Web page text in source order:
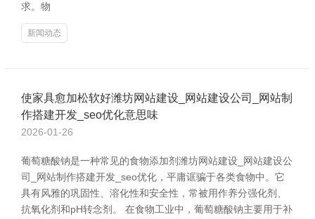
求。物
新闻动态
使家具愈加松软好潍坊网站建设_网站建设公司_网站制
作搭建开发_seo优化意思味
2026-01-26
葡萄糖酸钠是一种常见的食物添加剂潍坊网站建设_网站建设公
司_网站制作搭建开发_seo优化，平庸诓骗于各类食物中。它
具有风雅的巩固性、溶化性和安全性，常被用作养分强化剂、
抗氧化剂和pH转念剂。 在食物工业中，葡萄糖酸钠主要用于补